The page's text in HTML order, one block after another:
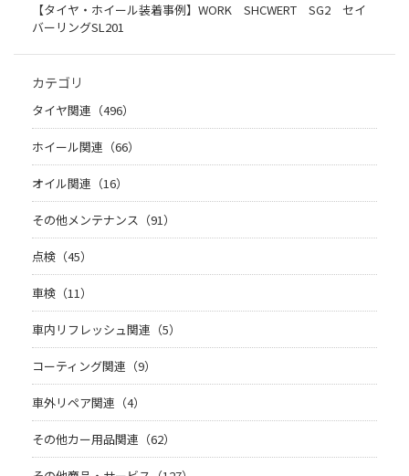
【タイヤ・ホイール装着事例】WORK SHCWERT SG2 セイ
バーリングSL201
カテゴリ
タイヤ関連（496）
ホイール関連（66）
オイル関連（16）
その他メンテナンス（91）
点検（45）
車検（11）
車内リフレッシュ関連（5）
コーティング関連（9）
車外リペア関連（4）
その他カー用品関連（62）